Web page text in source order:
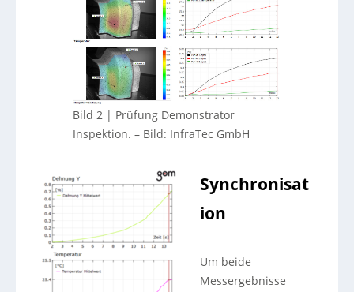
Bild 2 | Prüfung Demonstrator
Inspektion. – Bild: InfraTec GmbH
Synchronisat
ion
Um beide
Messergebnisse